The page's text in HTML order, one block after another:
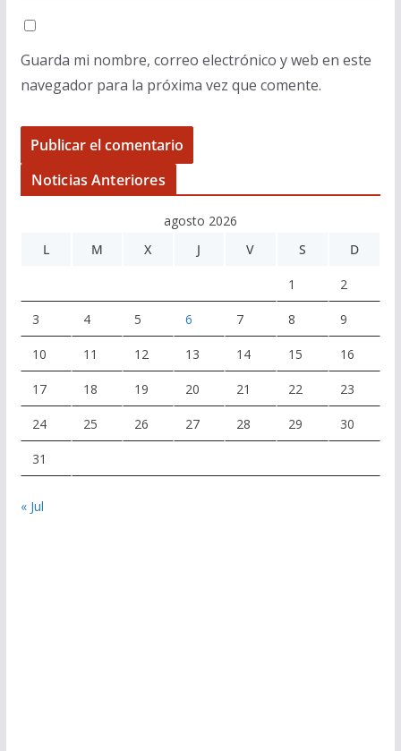
Guarda mi nombre, correo electrónico y web en este
navegador para la próxima vez que comente.
Noticias Anteriores
agosto 2026
L
M X J V S D
1 2
3 4 5 6 7 8 9
10 11 12 13 14 15 16
17 18 19 20 21 22 23
24 25 26 27 28 29 30
31
« Jul